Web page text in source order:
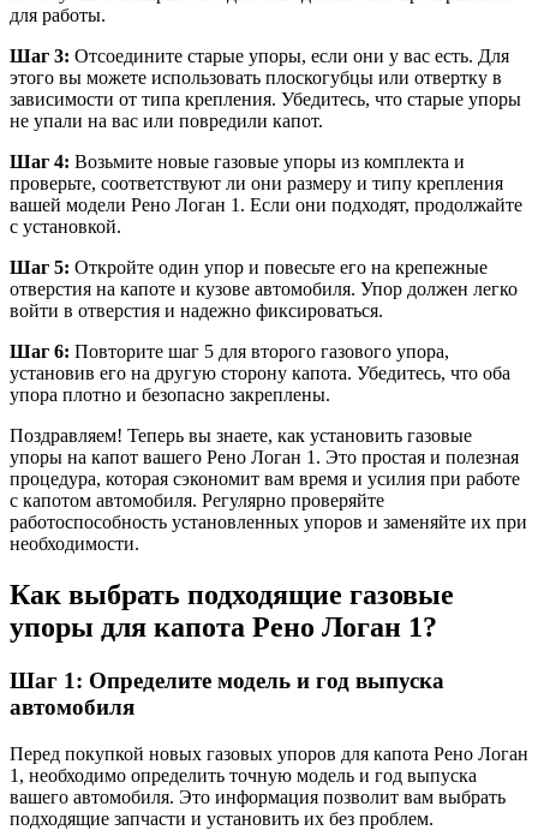
для работы.
Шаг 3: Отсоедините старые упоры, если они у вас есть. Для
этого вы можете использовать плоскогубцы или отвертку в
зависимости от типа крепления. Убедитесь, что старые упоры
не упали на вас или повредили капот.
Шаг 4: Возьмите новые газовые упоры из комплекта и
проверьте, соответствуют ли они размеру и типу крепления
вашей модели Рено Логан 1. Если они подходят, продолжайте
с установкой.
Шаг 5: Откройте один упор и повесьте его на крепежные
отверстия на капоте и кузове автомобиля. Упор должен легко
войти в отверстия и надежно фиксироваться.
Шаг 6: Повторите шаг 5 для второго газового упора,
установив его на другую сторону капота. Убедитесь, что оба
упора плотно и безопасно закреплены.
Поздравляем! Теперь вы знаете, как установить газовые
упоры на капот вашего Рено Логан 1. Это простая и полезная
процедура, которая сэкономит вам время и усилия при работе
с капотом автомобиля. Регулярно проверяйте
работоспособность установленных упоров и заменяйте их при
необходимости.
Как выбрать подходящие газовые
упоры для капота Рено Логан 1?
Шаг 1: Определите модель и год выпуска
автомобиля
Перед покупкой новых газовых упоров для капота Рено Логан
1, необходимо определить точную модель и год выпуска
вашего автомобиля. Это информация позволит вам выбрать
подходящие запчасти и установить их без проблем.